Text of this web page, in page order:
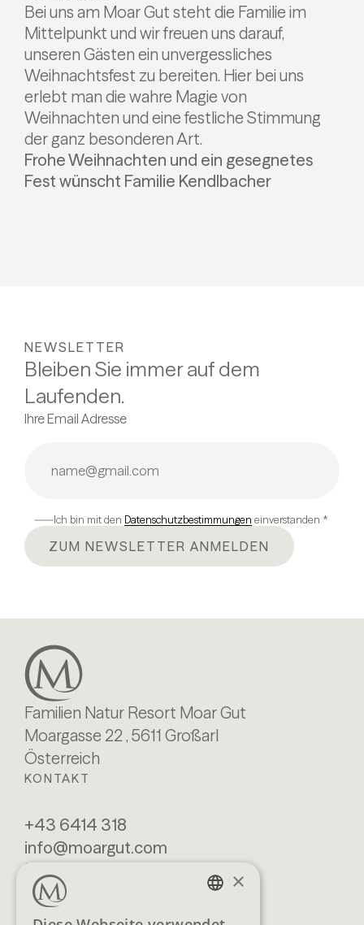
Bei uns am Moar Gut steht die Familie im
Mittelpunkt und wir freuen uns darauf,
unseren Gästen ein unvergessliches
Weihnachtsfest zu bereiten. Hier bei uns
erlebt man die wahre Magie von
Weihnachten und eine festliche Stimmung
der ganz besonderen Art.
Frohe Weihnachten und ein gesegnetes
Fest wünscht Familie Kendlbacher
NEWSLETTER
Bleiben Sie immer auf dem
Laufenden.
Ihre Email Adresse
Ich bin mit den Datenschutzbestimmungen einverstanden *
ZUM NEWSLETTER ANMELDEN
Familien Natur Resort Moar Gut
Moargasse 22 , 5611 Großarl
Österreich
KONTAKT
+43 6414 318
info@moargut.com
SERVICES
Lage & Anreise Buchen
×